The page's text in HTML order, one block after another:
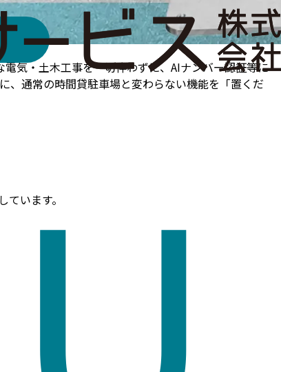
気・土木工事を一切伴わずに、AIナンバー認証等に
、通常の時間貸駐車場と変わらない機能を「置くだ
います。